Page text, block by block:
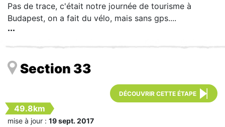
Pas de trace, c'était notre journée de tourisme à
Budapest, on a fait du vélo, mais sans gps....
Section 33
DÉCOUVRIR CETTE ÉTAPE
49.8km
mise à jour : 19 sept. 2017